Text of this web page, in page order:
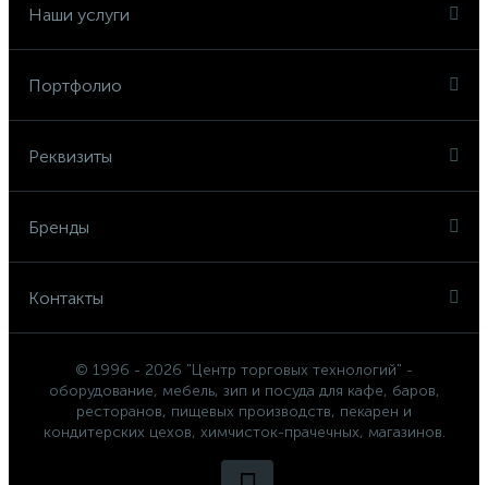
Наши услуги
Портфолио
Реквизиты
Бренды
Контакты
© 1996 - 2026 "Центр торговых технологий" -
оборудование, мебель, зип и посуда для кафе, баров,
ресторанов, пищевых производств, пекарен и
кондитерских цехов, химчисток-прачечных, магазинов.